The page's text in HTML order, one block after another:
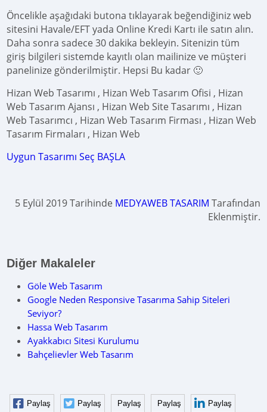
Öncelikle aşağıdaki butona tıklayarak beğendiğiniz web
sitesini Havale/EFT yada Online Kredi Kartı ile satın alın.
Daha sonra sadece 30 dakika bekleyin. Sitenizin tüm
giriş bilgileri sistemde kayıtlı olan mailinize ve müşteri
panelinize gönderilmiştir. Hepsi Bu kadar 🙂
Hizan Web Tasarımı , Hizan Web Tasarım Ofisi , Hizan
Web Tasarım Ajansı , Hizan Web Site Tasarımı , Hizan
Web Tasarımcı , Hizan Web Tasarım Firması , Hizan Web
Tasarım Firmaları , Hizan Web
Uygun Tasarımı Seç BAŞLA
5 Eylül 2019 Tarihinde MEDYAWEB TASARIM Tarafından
Eklenmiştir.
Diğer Makaleler
Göle Web Tasarım
Google Neden Responsive Tasarıma Sahip Siteleri
Seviyor?
Hassa Web Tasarım
Ayakkabıcı Sitesi Kurulumu
Bahçelievler Web Tasarım
Paylaş Paylaş Paylaş Paylaş Paylaş